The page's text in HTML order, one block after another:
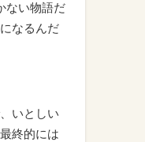
ない物語だ
なるんだ
いとしい
終的には